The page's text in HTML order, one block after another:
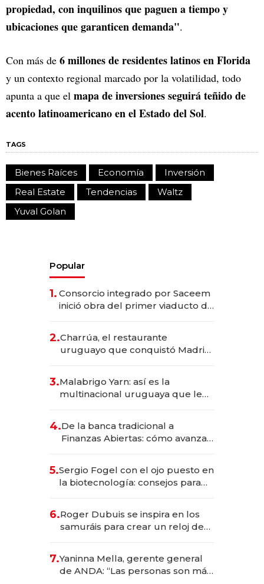
propiedad, con inquilinos que paguen a tiempo y
ubicaciones que garanticen demanda".
Con más de 6 millones de residentes latinos en Florida
y un contexto regional marcado por la volatilidad, todo
apunta a que el mapa de inversiones seguirá teñido de
acento latinoamericano en el Estado del Sol.
TAGS
Bienes Raíces Economía
Inversión
Real Estate
Tendencias
Waltz
Yuval Golan
Popular
1. Consorcio integrado por Saceem
inició obra del primer viaducto de
millones
2.Charrúa, el restaurante
uruguayo que conquistó Madrid:
anticipación y prepara apertura
3.Malabrigo Yarn: así es la
multinacional uruguaya que le
4.De la banca tradicional a
Finanzas Abiertas: cómo avanza
5.Sergio Fogel con el ojo puesto en
la biotecnología: consejos para
6.Roger Dubuis se inspira en los
samuráis para crear un reloj de
7.Yaninna Mella, gerente general
de ANDA: “Las personas son más